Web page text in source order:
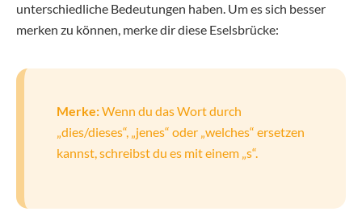
unterschiedliche Bedeutungen haben. Um es sich besser
merken zu können, merke dir diese Eselsbrücke:
Merke:Wenn du das Wort durch
„dies/dieses“, „jenes“ oder „welches“ ersetzen
kannst, schreibst du es mit einem „s“.